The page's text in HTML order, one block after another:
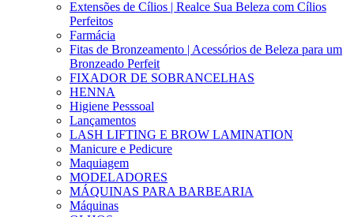
Extensões de Cílios | Realce Sua Beleza com Cílios
Perfeitos
Farmácia
Fitas de Bronzeamento | Acessórios de Beleza para um
Bronzeado Perfeit
FIXADOR DE SOBRANCELHAS
HENNA
Higiene Pesssoal
Lançamentos
LASH LIFTING E BROW LAMINATION
Manicure e Pedicure
Maquiagem
MODELADORES
MÁQUINAS PARA BARBEARIA
Máquinas